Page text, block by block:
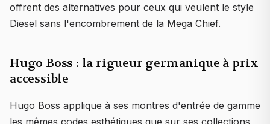
offrent des alternatives pour ceux qui veulent le style
Diesel sans l'encombrement de la Mega Chief.
Hugo Boss : la rigueur germanique à prix
accessible
Hugo Boss applique à ses montres d'entrée de gamme